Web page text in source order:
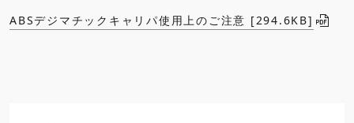
ABSデジマチックキャリパ使用上のご注意 [294.6KB]